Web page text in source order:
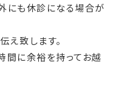
にも休診になる場合が
え致します。
間に余裕を持ってお越